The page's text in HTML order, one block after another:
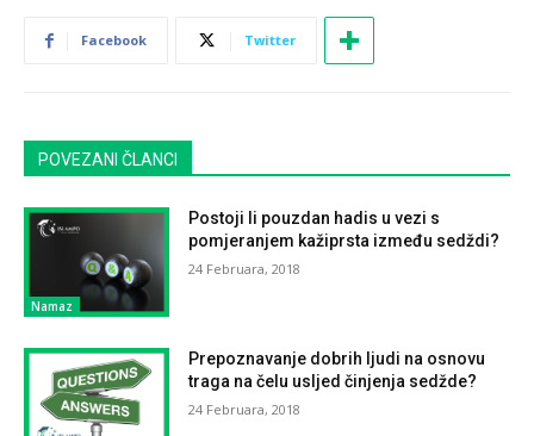
Facebook Twitter
POVEZANI ČLANCI
Namaz
Postoji li pouzdan hadis u vezi s
pomjeranjem kažiprsta između sedždi?
24 Februara, 2018
Prepoznavanje dobrih ljudi na osnovu
traga na čelu usljed činjenja sedžde?
24 Februara, 2018